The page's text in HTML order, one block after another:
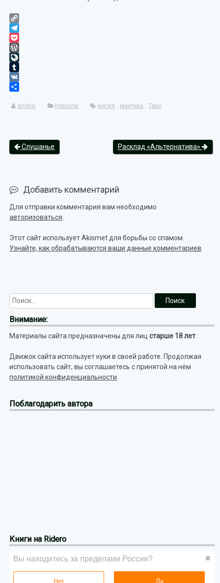
Copy
Link
Telegram
Pocket
WordPress
LiveJournal
Tumblr
VK
arishai Новости магия , мантика ,Таро
Слушанье Расклад «Альтернатива»
Добавить комментарий
Для отправки комментария вам необходимо
авторизоваться
Этот сайт использует Akismet для борьбы со спамом.
Узнайте, как обрабатываются ваши данные комментариев
Внимание:
Материалы сайта предназначены для лицстарше 18 лет
Движок сайта использует куки в своей работе. Продолжая
использовать сайт, вы соглашаетесь с принятой на нём
политикой конфиденциальности
Поблагодарить автора
Книги на Ridero